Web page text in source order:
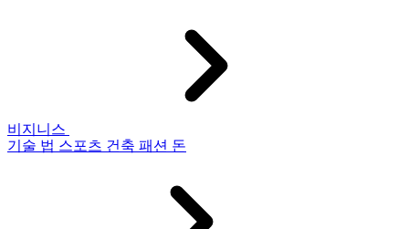
비지니스
기술 법 스포츠 건축 패션 돈